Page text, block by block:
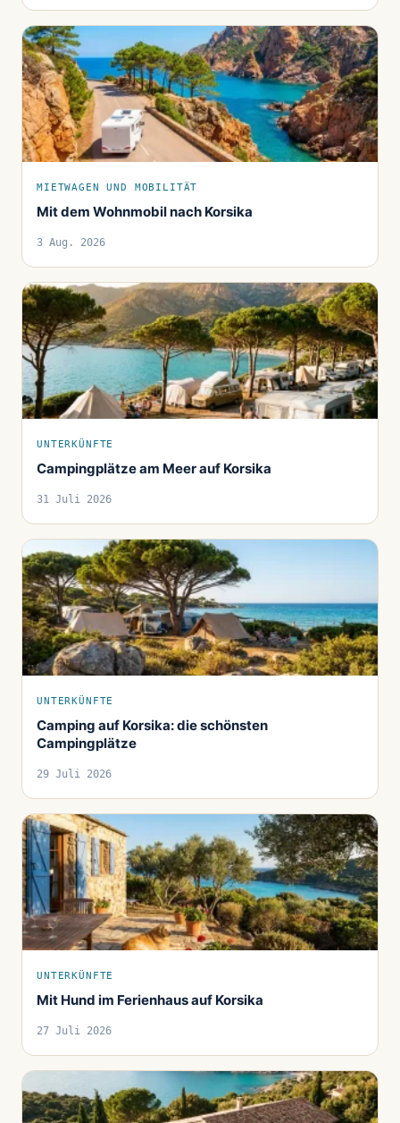
MIETWAGEN UND MOBILITÄT
Mit dem Wohnmobil nach Korsika
3 Aug. 2026
UNTERKÜNFTE
Campingplätze am Meer auf Korsika
31 Juli 2026
UNTERKÜNFTE
Camping auf Korsika: die schönsten
Campingplätze
29 Juli 2026
UNTERKÜNFTE
Mit Hund im Ferienhaus auf Korsika
27 Juli 2026